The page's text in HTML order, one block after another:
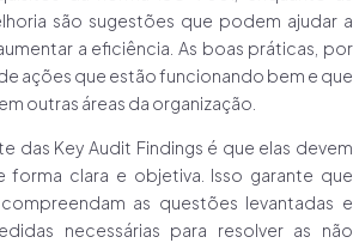
são sugestões que podem ajudar a
a eficiência. As boas práticas, por
ações que estão funcionando bem e que
outras áreas da organização.
das Key Audit Findings é que elas devem
forma clara e objetiva. Isso garante que
as questões levantadas e
necessárias para resolver as não